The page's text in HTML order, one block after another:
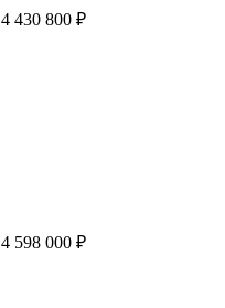
4 430 800 ₽
4 598 000 ₽